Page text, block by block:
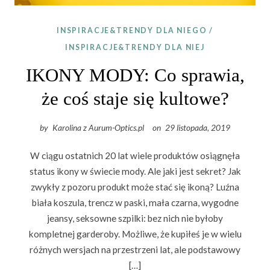
INSPIRACJE&TRENDY DLA NIEGO /
INSPIRACJE&TRENDY DLA NIEJ
IKONY MODY: Co sprawia,
że ​​coś staje się kultowe?
by Karolina z Aurum-Optics.pl on 29 listopada, 2019
W ciągu ostatnich 20 lat wiele produktów osiągnęła
status ikony w świecie mody. Ale jaki jest sekret? Jak
zwykły z pozoru produkt może stać się ikoną? Luźna
biała koszula, trencz w paski, mała czarna, wygodne
jeansy, seksowne szpilki: bez nich nie byłoby
kompletnej garderoby. Możliwe, że kupiłeś je w wielu
różnych wersjach na przestrzeni lat, ale podstawowy
[…]